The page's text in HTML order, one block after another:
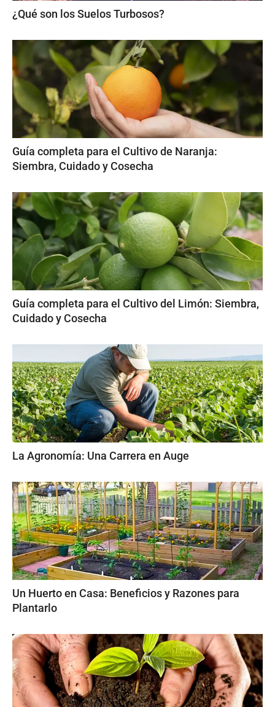
¿Qué son los Suelos Turbosos?
Guía completa para el Cultivo de Naranja:
Siembra, Cuidado y Cosecha
Guía completa para el Cultivo del Limón: Siembra,
Cuidado y Cosecha
La Agronomía: Una Carrera en Auge
Un Huerto en Casa: Beneficios y Razones para
Plantarlo